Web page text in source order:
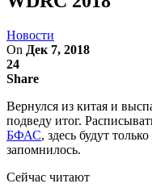
Новости
On Дек 7, 2018
24
Share
Вернулся из китая и
подведу итог.
БФАС, здесь будут
запомнилось.
Сейчас читают